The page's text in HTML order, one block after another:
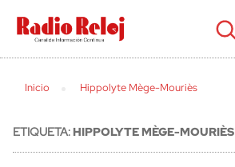
cerrar
Inicio Hippolyte Mège-Mouriès
ETIQUETA:HIPPOLYTE MÈGE-MOURIÈS